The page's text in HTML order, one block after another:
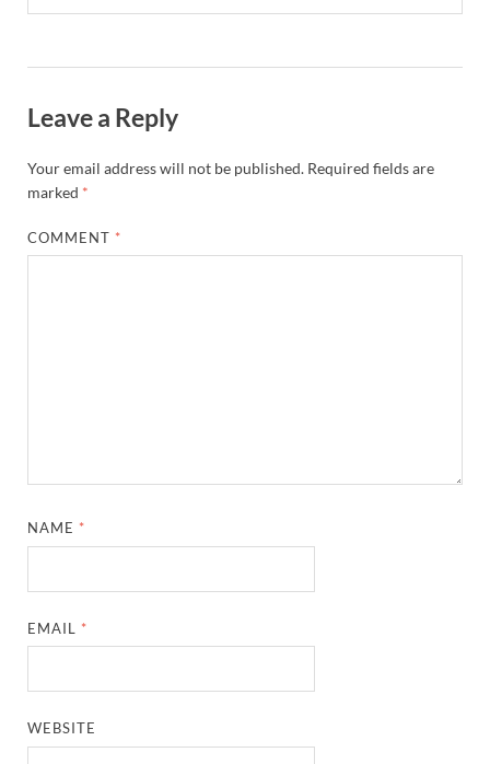
Leave a Reply
Your email address will not be published. Required fields are
marked *
COMMENT *
NAME *
EMAIL *
WEBSITE